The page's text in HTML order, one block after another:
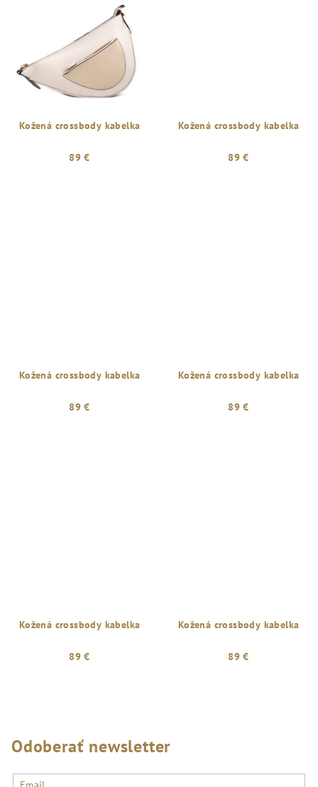
Kožená crossbody kabelka
89 €
Kožená crossbody kabelka
89 €
Kožená crossbody kabelka
89 €
Kožená crossbody kabelka
89 €
Kožená crossbody kabelka
89 €
Kožená crossbody kabelka
89 €
Odoberať newsletter